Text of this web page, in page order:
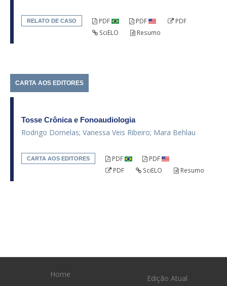
RELATO DE CASO PDF PDF
PDF
SciELO
Resumo
CARTA AOS EDITORES
Tosse Crônica e Fonoaudiologia
Rodrigo Dornelas; Vanessa Veis Ribeiro; Mara Behlau
CARTA AOS EDITORES PDF
PDF
PDF
SciELO Resumo
Home Edição Atual